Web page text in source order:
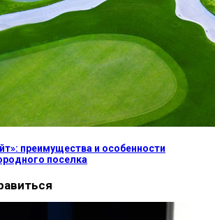
преимущества и особенности
поселка